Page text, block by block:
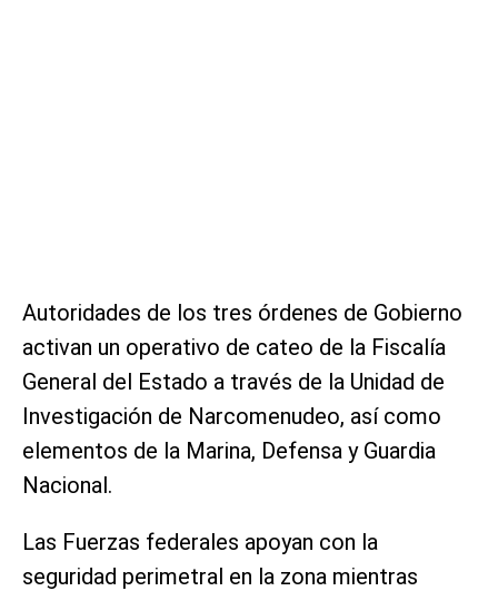
Autoridades de los tres órdenes de Gobierno
activan un operativo de cateo de la Fiscalía
General del Estado a través de la Unidad de
Investigación de Narcomenudeo, así como
elementos de la Marina, Defensa y Guardia
Nacional.
Las Fuerzas federales apoyan con la
seguridad perimetral en la zona mientras